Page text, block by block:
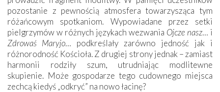
pozostanie z pewnością atmosfera towarzysząca tym
różańcowym spotkaniom. Wypowiadane przez setki
pielgrzymów w różnych językach wezwania Ojcze nasz… i
Zdrowaś Maryjo… podkreślały zarówno jedność jak i
różnorodność Kościoła. Z drugiej strony jednak – zamiast
harmonii rodziły szum, utrudniając modlitewne
skupienie. Może gospodarze tego cudownego miejsca
zechcą kiedyś „odkryć” na nowo łacinę?